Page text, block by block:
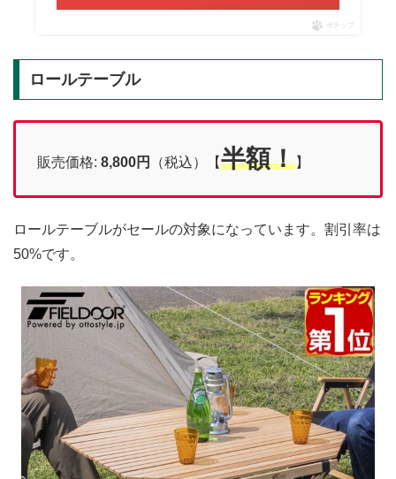
ポチップ
ロールテーブル
販売価格: 8,800円 （税込）【半額！】
ロールテーブルがセールの対象になっています。割引率は
50%です。